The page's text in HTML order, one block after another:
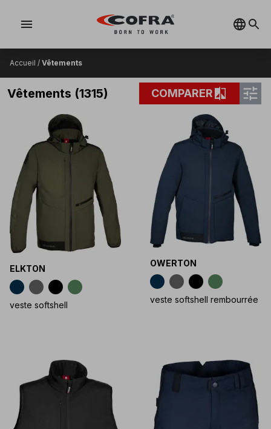
menu
Accueil / Vêtements
Vêtements (1315) COMPARERcompare tune
ELKTON
veste softshell
OWERTON
veste softshell rembourrée